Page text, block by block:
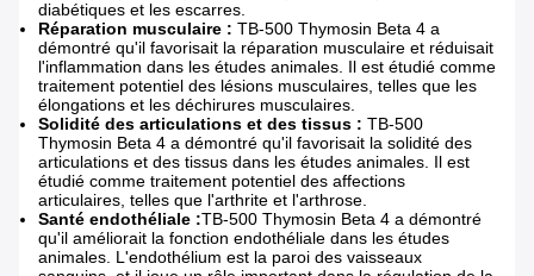
diabétiques et les escarres.
Réparation musculaire : TB-500 Thymosin Beta 4 a
démontré qu'il favorisait la réparation musculaire et réduisait
l'inflammation dans les études animales. Il est étudié comme
traitement potentiel des lésions musculaires, telles que les
élongations et les déchirures musculaires.
Solidité des articulations et des tissus : TB-500
Thymosin Beta 4 a démontré qu'il favorisait la solidité des
articulations et des tissus dans les études animales. Il est
étudié comme traitement potentiel des affections
articulaires, telles que l'arthrite et l'arthrose.
Santé endothéliale :TB-500 Thymosin Beta 4 a démontré
qu'il améliorait la fonction endothéliale dans les études
animales. L'endothélium est la paroi des vaisseaux